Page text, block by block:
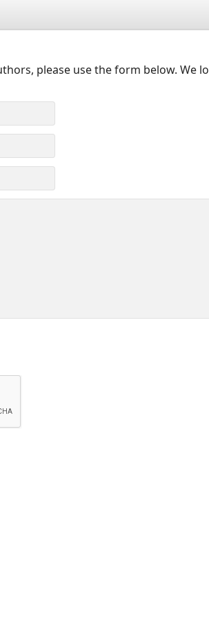
please use the form below. We